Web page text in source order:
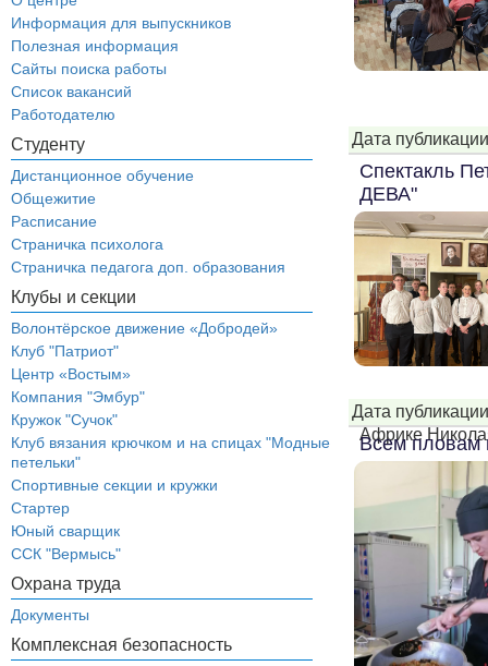
Информация для выпускников
Полезная информация
Сайты поиска работы
Список вакансий
Работодателю
Студенту
Дистанционное обучение
Общежитие
Расписание
Страничка психолога
Страничка педагога доп. образования
Клубы и секции
Волонтёрское движение «Добродей»
Клуб "Патриот"
Центр «Востым»
Компания "Эмбур"
Кружок "Сучок"
Клуб вязания крючком и на спицах "Модные
петельки"
Спортивные секции и кружки
Стартер
Юный сварщик
ССК "Вермысь"
Охрана труда
Документы
Комплексная безопасность
Дата
Спектакль
ДЕВА"
Африке
...
Дата
Всем пловам